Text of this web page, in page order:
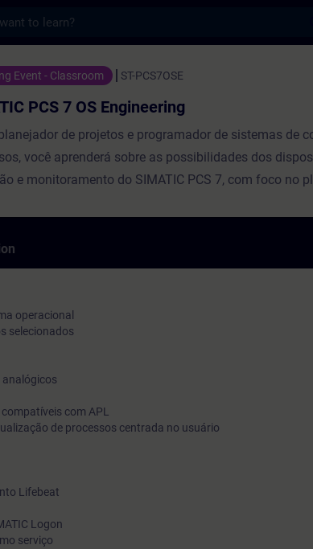
Engineering - Training - Training
Event - Classroom ST-PCS7OSE
PCS 7 OS Engineering
de projetos e programador de sistemas de
você aprenderá sobre as possibilidades dos
e monitoramento do SIMATIC PCS 7, com foco no
de controle e monitoramento, colocando em
teórico recém-adquirido. Após o curso, você
do seu sistema.
operacional
selecionados
analógicos
com APL
de processos centrada no usuário
Lifebeat
Logon
serviço